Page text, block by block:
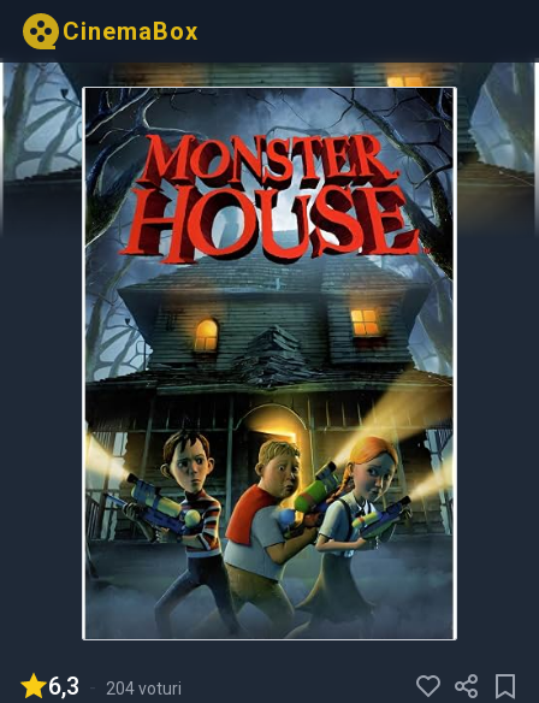
CinemaBox
6,3 - 204 voturi